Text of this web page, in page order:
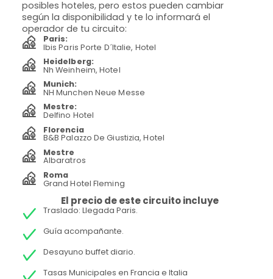
posibles hoteles, pero estos pueden cambiar
según la disponibilidad y te lo informará el
operador de tu circuito:
Paris:
Ibis Paris Porte D´Italie, Hotel
Heidelberg:
Nh Weinheim, Hotel
Munich:
NH Munchen Neue Messe
Mestre:
Delfino Hotel
Florencia
B&B Palazzo De Giustizia, Hotel
Mestre
Albaratros
Roma
Grand Hotel Fleming
El precio de este circuito incluye
Traslado: Llegada Paris.
Guía acompañante.
Desayuno buffet diario.
Tasas Municipales en Francia e Italia